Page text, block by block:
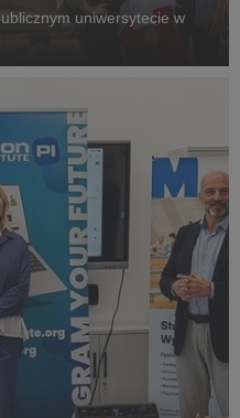
uniwersytecie w